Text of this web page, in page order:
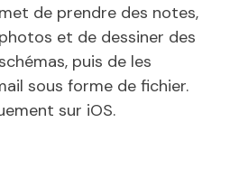
de prendre des notes,
et de dessiner des
puis de les
sous forme de fichier.
sur iOS.